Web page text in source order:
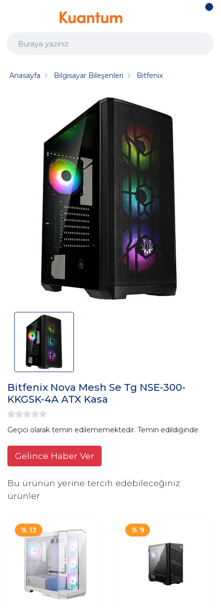
Anasayfa Bilgisayar Bileşenleri Bitfenix
Bitfenix Nova Mesh Se Tg NSE-300-
KKGSK-4A ATX Kasa
Geçici olarak temin edilememektedir. Temin edildiğinde
Gelince Haber Ver
Bu ürünün yerine tercih edebileceğiniz
ürünler
% 13 % 9